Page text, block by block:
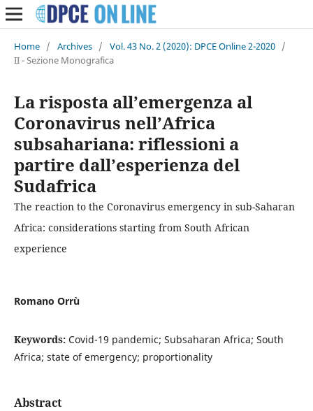
Home / Archives / Vol. 43 No. 2 (2020): DPCE Online 2-2020 /
II - Sezione Monografica
La risposta all’emergenza al
Coronavirus nell’Africa
subsahariana: riflessioni a
partire dall’esperienza del
Sudafrica
The reaction to the Coronavirus emergency in sub-Saharan
Africa: considerations starting from South African
experience
Romano Orrù
Keywords: Covid-19 pandemic; Subsaharan Africa; South
Africa; state of emergency; proportionality
Abstract